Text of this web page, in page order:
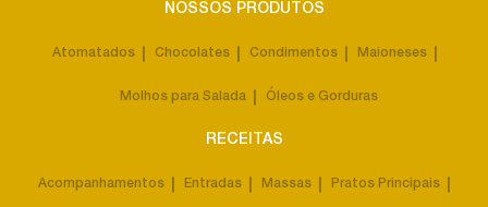
NOSSOS PRODUTOS
Atomatados Chocolates Condimentos Maioneses
Molhos para Salada Óleos e Gorduras
RECEITAS
Acompanhamentos Entradas Massas Pratos Principais